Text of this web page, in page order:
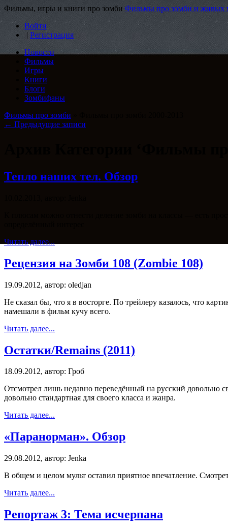
Фильмы, игры и книги про зомби Фильмы про зомби и живых
Войти
| Регистрация
Новости
Фильмы
Игры
Книги
Блоги
Зомбифаны
Фильмы про зомби
← Предыдущие записи
Тепло наших тел. Обзор
Читать далее...
Рецензия на Зомби 108 (Zombie 108)
19.09.2012, автор: oledjan
Не сказал бы, что я в восторге. По трейлеру казалось, что
намешали в фильм кучу всего.
Читать далее...
Остатки/Remains (2011)
18.09.2012, автор: Гроб
Отсмотрел лишь недавно переведённый на русский довольно
довольно стандартная для своего класса и жанра.
Читать далее...
«Паранорман». Обзор
29.08.2012, автор: Jenka
В общем и целом мульт оставил приятное впечатление.
Читать далее...
Репортаж 3: Тема исчерпана